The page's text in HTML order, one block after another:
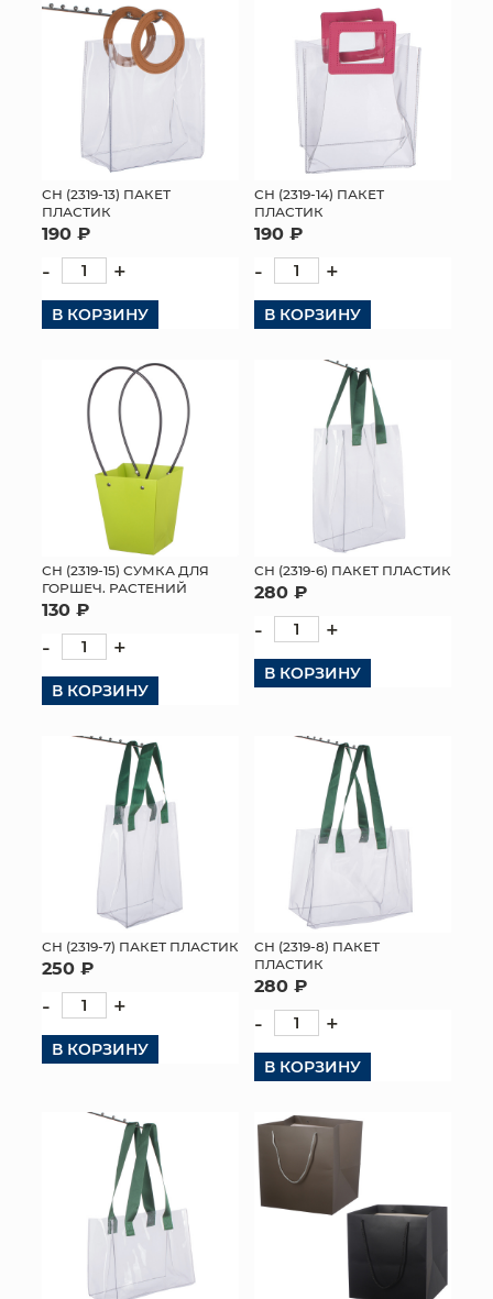
СН (2319-13) ПАКЕТ
ПЛАСТИК
190 ₽
- +
В КОРЗИНУ
СН (2319-14) ПАКЕТ
ПЛАСТИК
190 ₽
- +
В КОРЗИНУ
СН (2319-15) СУМКА ДЛЯ
ГОРШЕЧ. РАСТЕНИЙ
130 ₽
- +
В КОРЗИНУ
СН (2319-6) ПАКЕТ ПЛАСТИК
280 ₽
- +
В КОРЗИНУ
СН (2319-7) ПАКЕТ ПЛАСТИК
250 ₽
- +
В КОРЗИНУ
СН (2319-8) ПАКЕТ
ПЛАСТИК
280 ₽
- +
В КОРЗИНУ